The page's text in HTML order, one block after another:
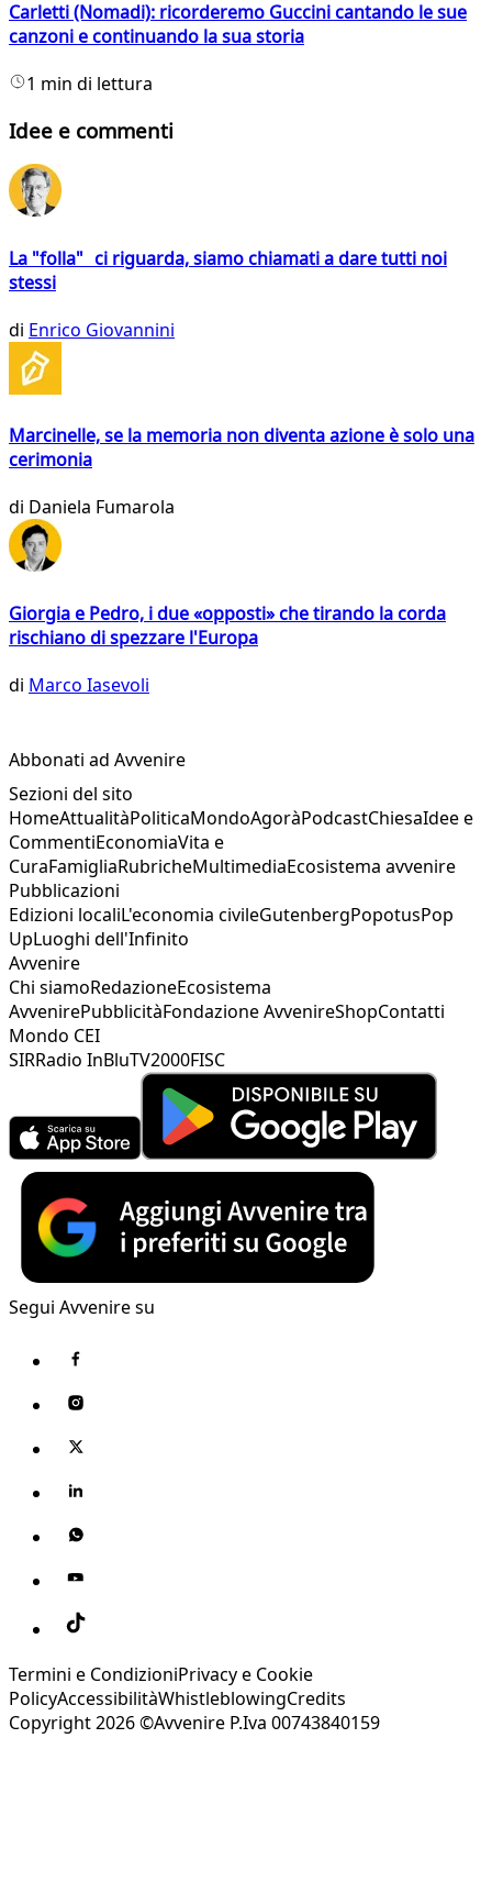
Carletti (Nomadi): ricorderemo Guccini cantando le sue
canzoni e continuando la sua storia
1 min di lettura
Idee e commenti
La "folla" ci riguarda, siamo chiamati a dare tutti noi
stessi
di Enrico Giovannini
Marcinelle, se la memoria non diventa azione è solo una
cerimonia
di Daniela Fumarola
Giorgia e Pedro, i due «opposti» che tirando la corda
rischiano di spezzare l'Europa
di Marco Iasevoli
Abbonati ad Avvenire
Sezioni del sito
HomeAttualitàPoliticaMondoAgoràPodcastChiesaIdee e
CommentiEconomiaVita e
CuraFamigliaRubricheMultimediaEcosistema avvenire
Pubblicazioni
Edizioni localiL'economia civileGutenbergPopotusPop
UpLuoghi dell'Infinito
Avvenire
Chi siamoRedazioneEcosistema
AvvenirePubblicitàFondazione AvvenireShopContatti
Mondo CEI
SIRRadio InBluTV2000FISC
Segui Avvenire su
Termini e CondizioniPrivacy e Cookie
PolicyAccessibilitàWhistleblowingCredits
Copyright 2026 ©Avvenire P.Iva 00743840159